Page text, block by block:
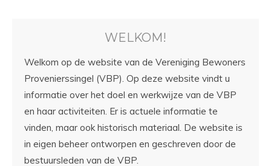
WELKOM!
Welkom op de website van de Vereniging Bewoners
Provenierssingel (VBP). Op deze website vindt u
informatie over het doel en werkwijze van de VBP
en haar activiteiten. Er is actuele informatie te
vinden, maar ook historisch materiaal. De website is
in eigen beheer ontworpen en geschreven door de
bestuursleden van de VBP.